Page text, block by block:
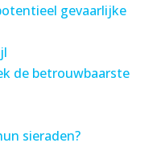
gevaarlijke
de betrouwbaarste
sieraden?